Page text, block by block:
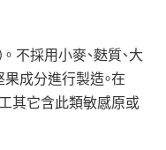
不採用小麥、麩質、大
果成分進行製造。在
其它含此類敏感原或